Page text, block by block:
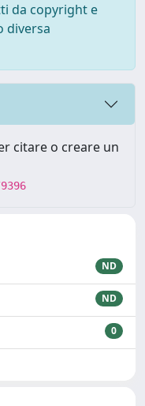
da copyright e
diversa
citare o creare un
ND
ND
0